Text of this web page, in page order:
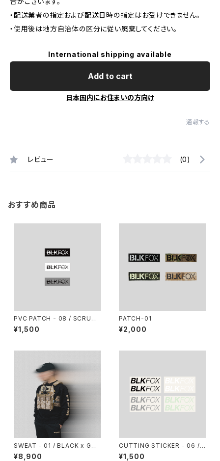
・配送業者の指定および配送日時の指定はお受けできません。
・使用後は地方自治体の区分に従い廃棄してください。
International shipping available
Add to cart
日本国内にお住まいの方向け
通報する
レビュー (0)
おすすめ商品
PVC PATCH - 08 / SCRUB
BOX BLKFOX
¥1,500
PATCH-01
¥2,000
SWEAT - 01 / BLACK x GOL
D
¥8,900
CUTTING STICKER - 06 / S
LASH BLKFOX
¥1,500